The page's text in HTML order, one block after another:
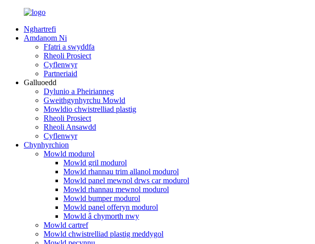
Nghartrefi
Amdanom Ni
Ffatri a swyddfa
Rheoli Prosiect
Cyflenwyr
Partneriaid
Galluoedd
Dylunio a Pheirianneg
Gweithgynhyrchu Mowld
Mowldio chwistrelliad plastig
Rheoli Prosiect
Rheoli Ansawdd
Cyflenwyr
Chynhyrchion
Mowld modurol
Mowld gril modurol
Mowld rhannau trim allanol modurol
Mowld panel mewnol drws car modurol
Mowld rhannau mewnol modurol
Mowld bumper modurol
Mowld panel offeryn modurol
Mowld â chymorth nwy
Mowld cartref
Mowld chwistrelliad plastig meddygol